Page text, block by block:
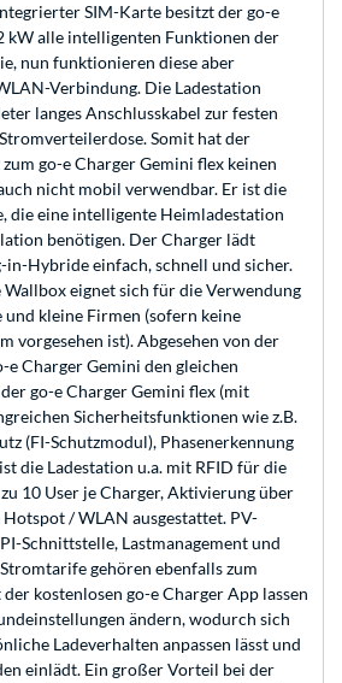
SIM-Karte besitzt der go-e
kW alle intelligenten Funktionen der
nun funktionieren diese aber
Verbindung. Die Ladestation
langes Anschlusskabel zur festen
Somit hat der
go-e Charger Gemini flex keinen
nicht mobil verwendbar. Er ist die
die eine intelligente Heimladestation
benötigen. Der Charger lädt
in-Hybride einfach, schnell und sicher.
eignet sich für die Verwendung
kleine Firmen (sofern keine
vorgesehen ist). Abgesehen von der
Charger Gemini den gleichen
go-e Charger Gemini flex (mit
Sicherheitsfunktionen wie z.B.
(FI-Schutzmodul), Phasenerkennung
die Ladestation u.a. mit RFID für die
10 User je Charger, Aktivierung über
/ WLAN ausgestattet. PV-
Schnittstelle, Lastmanagement und
gehören ebenfalls zum
kostenlosen go-e Charger App lassen
ändern, wodurch sich
Ladeverhalten anpassen lässt und
einlädt. Ein großer Vorteil bei der